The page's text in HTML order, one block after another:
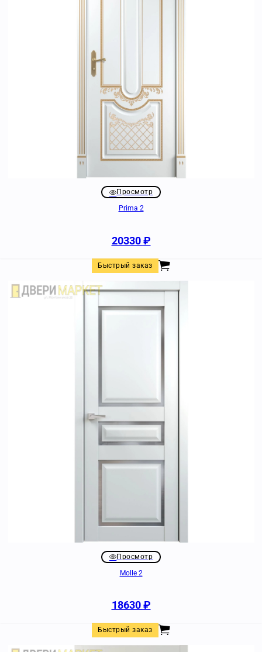
Просмотр
Prima 2
20330₽
Быстрый заказ
Просмотр
Molle 2
18630₽
Быстрый заказ